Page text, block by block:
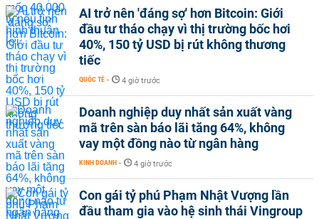
AI trở nên 'đáng sợ' hơn Bitcoin: Giới
đầu tư tháo chạy vì thị trường bốc hơi
40%, 150 tỷ USD bị rút không thương
tiếc
QUỐC TẾ - 4 giờ trước
Doanh nghiệp duy nhất sản xuất vàng
mã trên sàn báo lãi tăng 64%, không
vay một đồng nào từ ngân hàng
KINH DOANH - 4 giờ trước
Con gái tỷ phú Phạm Nhật Vượng lần
đầu tham gia vào hệ sinh thái Vingroup